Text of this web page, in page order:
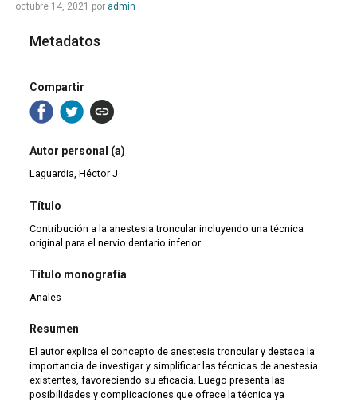
octubre 14, 2021 por admin
Metadatos
Compartir
Autor personal (a)
Laguardia, Héctor J
Título
Contribución a la anestesia troncular incluyendo una técnica
original para el nervio dentario inferior
Título monografía
Anales
Resumen
El autor explica el concepto de anestesia troncular y destaca la
importancia de investigar y simplificar las técnicas de anestesia
existentes, favoreciendo su eficacia. Luego presenta las
posibilidades y complicaciones que ofrece la técnica ya